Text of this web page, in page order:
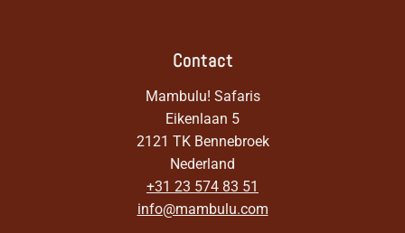
Contact
Mambulu! Safaris
Eikenlaan 5
2121 TK Bennebroek
Nederland
+31 23 574 83 51
info@mambulu.com